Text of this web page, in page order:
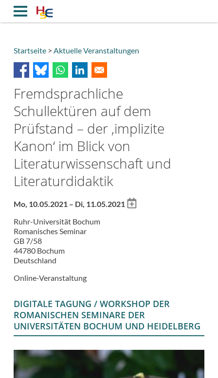
Inhalt
Breadcrumb
Startseite Aktuelle Veranstaltungen
Fremdsprachliche
Schullektüren auf dem
Prüfstand – der ‚implizite
Kanon‘ im Blick von
Literaturwissenschaft und
Literaturdidaktik
Mo, 10.05.2021 – Di, 11.05.2021 Add
Ruhr-Universität Bochum
Romanisches Seminar
GB 7/58
44780 Bochum
Deutschland
Online-Veranstaltung
DIGITALE TAGUNG / WORKSHOP DER
ROMANISCHEN SEMINARE DER
UNIVERSITÄTEN BOCHUM UND HEIDELBERG